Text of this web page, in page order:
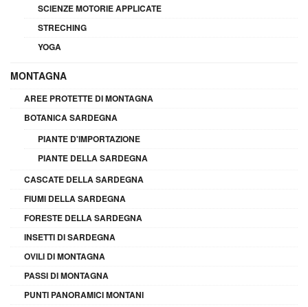
SCIENZE MOTORIE APPLICATE
STRECHING
YOGA
MONTAGNA
AREE PROTETTE DI MONTAGNA
BOTANICA SARDEGNA
PIANTE D'IMPORTAZIONE
PIANTE DELLA SARDEGNA
CASCATE DELLA SARDEGNA
FIUMI DELLA SARDEGNA
FORESTE DELLA SARDEGNA
INSETTI DI SARDEGNA
OVILI DI MONTAGNA
PASSI DI MONTAGNA
PUNTI PANORAMICI MONTANI